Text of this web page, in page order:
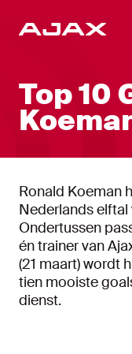
Top 10
Ronald Koeman
Nederlands
Ondertussen
én trainer van
(21 maart) wordt
tien mooiste
dienst.